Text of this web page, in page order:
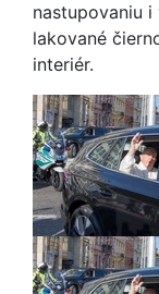
nastupovaniu i
lakované
interiér.